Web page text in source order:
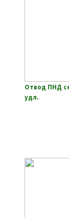
Отвод ПНД
удл.